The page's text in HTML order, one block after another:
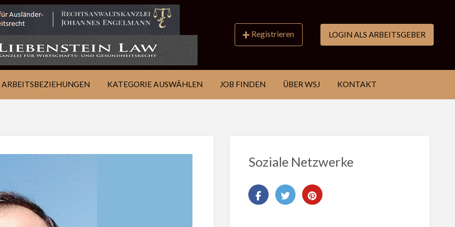
JOB
FINDEN
ÜBER
WSJ
KONTAKT
Registrieren LOGIN ALS ARBEITSGEBER
ARBEITSBEZIEHUNGEN KATEGORIE AUSWÄHLEN JOB FINDEN ÜBER WSJ KONTAKT
Soziale Netzwerke